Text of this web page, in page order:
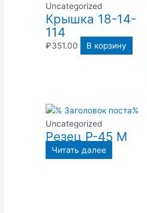
Uncategorized
Крышка 18-14-
114
₽351.00 В корзину
Uncategorized
Резец Р-45 М
Читать далее